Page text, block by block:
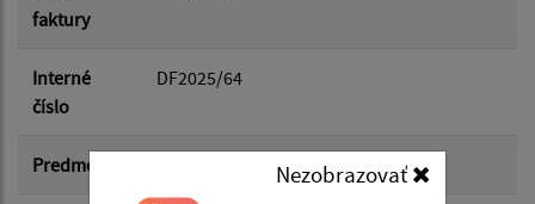
Nezobrazovať
Dátum do:
Suma od:
faktury
Interné
číslo
DF2025/64
Predmet Fa za mobilné služby